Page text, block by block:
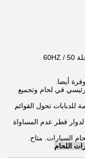
رئيسي في لحام وتجميع
للدبابات تحول القوائم
لدوار قطر عدم المساواة
اللحام